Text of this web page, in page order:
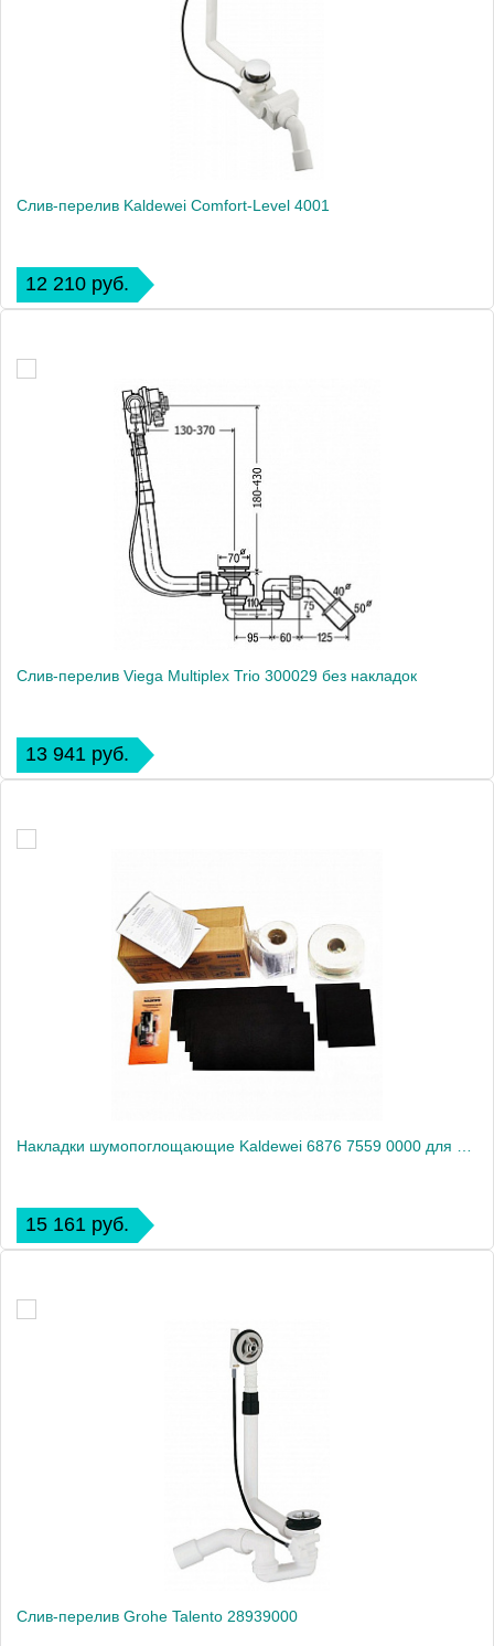
Слив-перелив Kaldewei Comfort-Level 4001
12 210 руб.
Слив-перелив Viega Multiplex Trio 300029 без накладок
13 941 руб.
15 161 руб.
Слив-перелив Grohe Talento 28939000